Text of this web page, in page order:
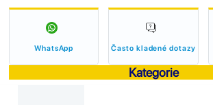
WhatsApp Často kladené dotazy
Kategorie